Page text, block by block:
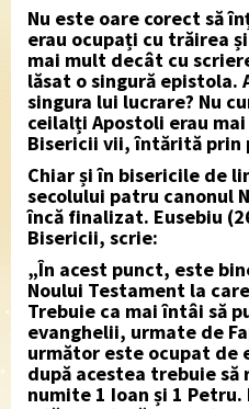
Nu este oare corect să
erau ocupați cu trăirea
mai mult decât cu
lăsat o singură epistola.
singura lui lucrare? Nu
ceilalți Apostoli erau
Bisericii vii, întărită prin
Chiar și în bisericile de
secolului patru canonul
încă finalizat. Eusebiu
Bisericii, scrie:
„În acest punct, este
Noului Testament la
Trebuie ca mai întâi să
evanghelii, urmate de
următor este ocupat de
după acestea trebuie
numite 1 Ioan și 1 Petru.